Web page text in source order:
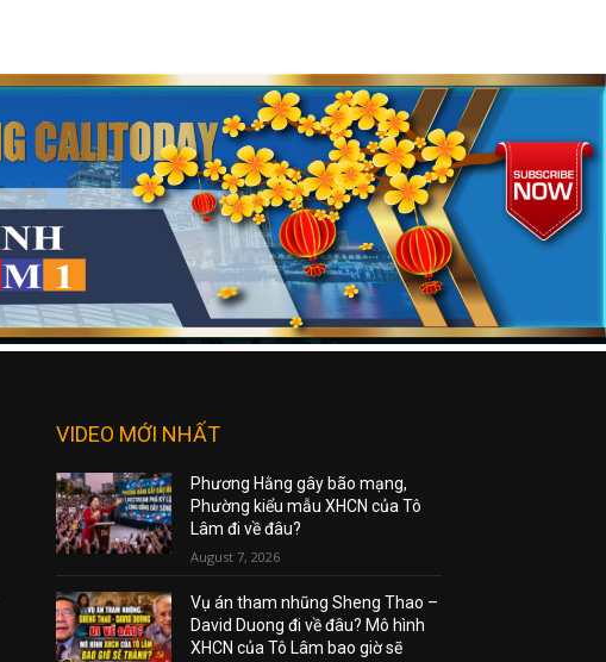
VIDEO MỚI NHẤT
Phương Hằng gây bão mạng,
Phường kiểu mẫu XHCN của Tô
Lâm đi về đâu?
August 7, 2026
Vụ án tham nhũng Sheng Thao –
David Duong đi về đâu? Mô hình
XHCN của Tô Lâm bao giờ sẽ